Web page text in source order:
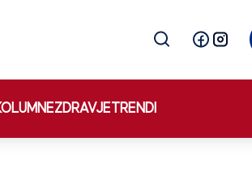
ZDRAVJETRENDI